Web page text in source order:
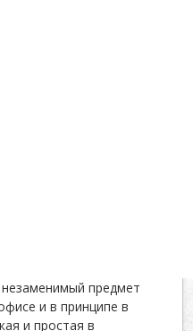
предмет
и в принципе в
и простая в